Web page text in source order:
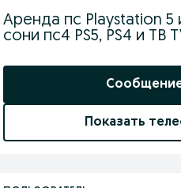
Аренда пс Playstation 5
сони пс4 PS5, PS4 и ТВ
Показать